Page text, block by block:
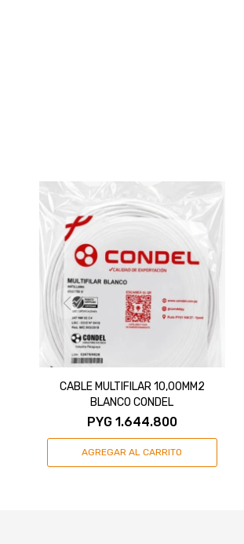
CABLE MULTIFILAR 10,00MM2
BLANCO CONDEL
PYG 1.644.800